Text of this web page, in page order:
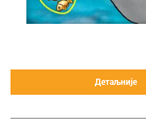
Детаљније